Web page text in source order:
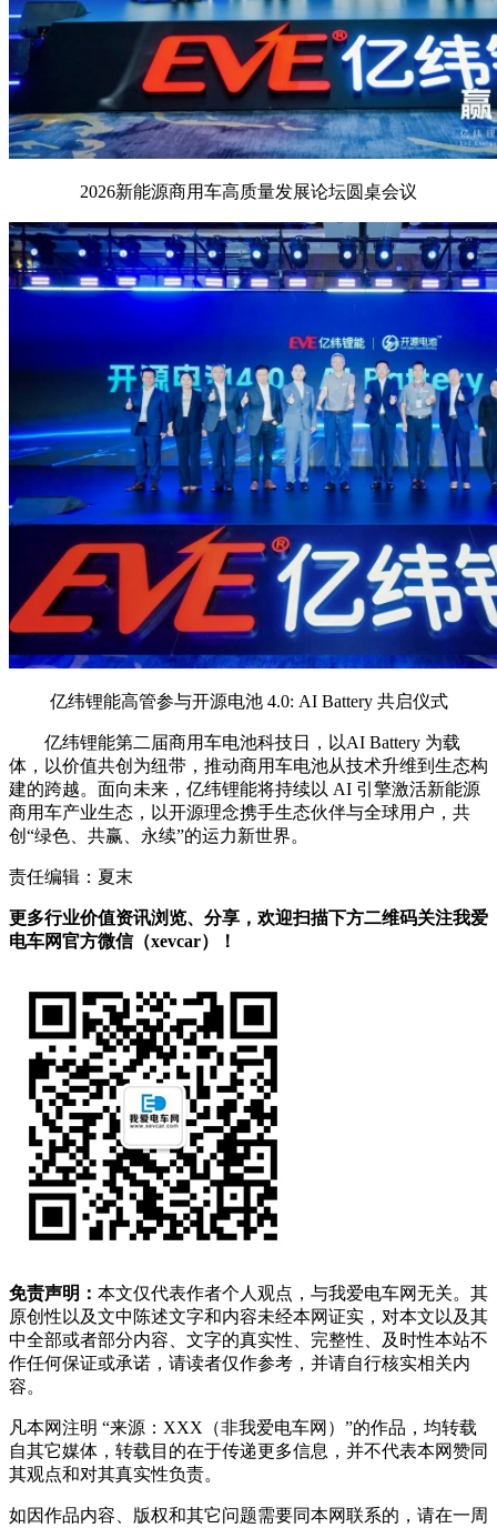
2026新能源商用车高质量发展论坛圆桌会议
亿纬锂能高管参与开源电池 4.0: AI Battery 共启仪式
亿纬锂能第二届商用车电池科技日，以AI Battery 为载
体，以价值共创为纽带，推动商用车电池从技术升维到生态构
建的跨越。面向未来，亿纬锂能将持续以 AI 引擎激活新能源
商用车产业生态，以开源理念携手生态伙伴与全球用户，共
创“绿色、共赢、永续”的运力新世界。
责任编辑：夏末
更多行业价值资讯浏览、分享，欢迎扫描下方二维码关注我爱
电车网官方微信（xevcar）！
免责声明： 本文仅代表作者个人观点，与我爱电车网无关。其
原创性以及文中陈述文字和内容未经本网证实，对本文以及其
中全部或者部分内容、文字的真实性、完整性、及时性本站不
作任何保证或承诺，请读者仅作参考，并请自行核实相关内
容。
凡本网注明 “来源：XXX（非我爱电车网）”的作品，均转载
自其它媒体，转载目的在于传递更多信息，并不代表本网赞同
其观点和对其真实性负责。
如因作品内容、版权和其它问题需要同本网联系的，请在一周